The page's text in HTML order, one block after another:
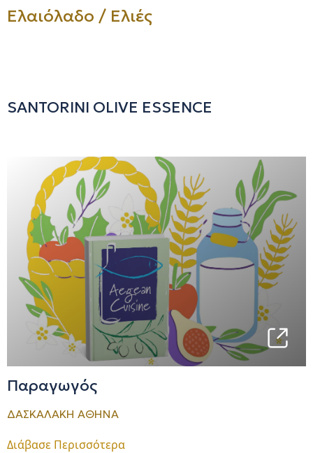
Ελαιόλαδο / Ελιές
SANTORINI OLIVE ESSENCE
Παραγωγός
ΔΑΣΚΑΛΑΚΗ ΑΘΗΝΑ
Διάβασε Περισσότερα